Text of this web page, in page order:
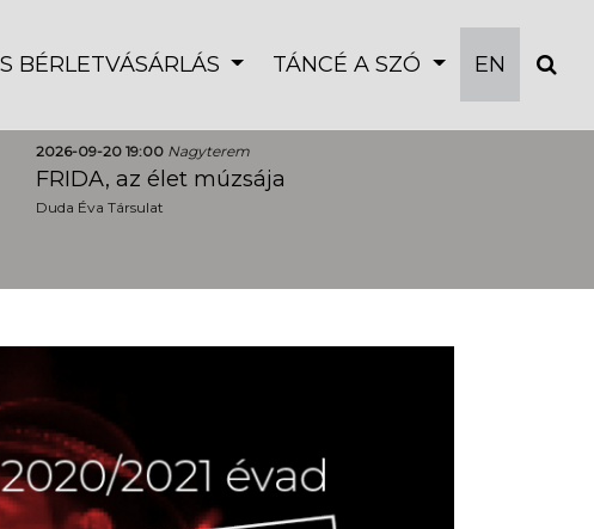
BÉRLETVÁSÁRLÁS TÁNCÉ A SZÓ EN
2026-09-20 19:00 Nagyterem
FRIDA, az élet múzsája
Duda Éva Társulat